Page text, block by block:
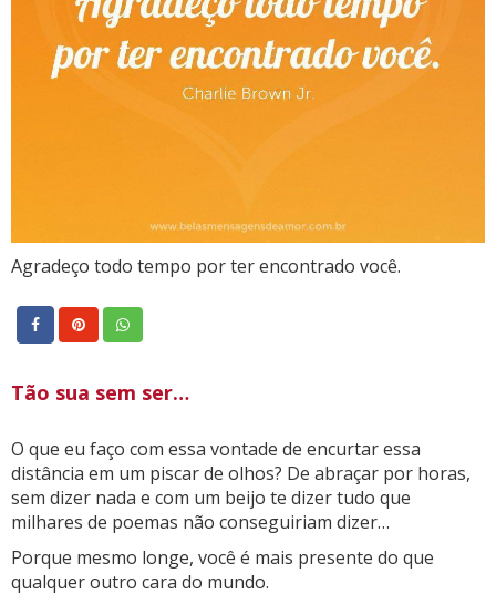
Agradeço todo tempo por ter encontrado você.
Tão sua sem ser…
O que eu faço com essa vontade de encurtar essa
distância em um piscar de olhos? De abraçar por horas,
sem dizer nada e com um beijo te dizer tudo que
milhares de poemas não conseguiriam dizer…
Porque mesmo longe, você é mais presente do que
qualquer outro cara do mundo.